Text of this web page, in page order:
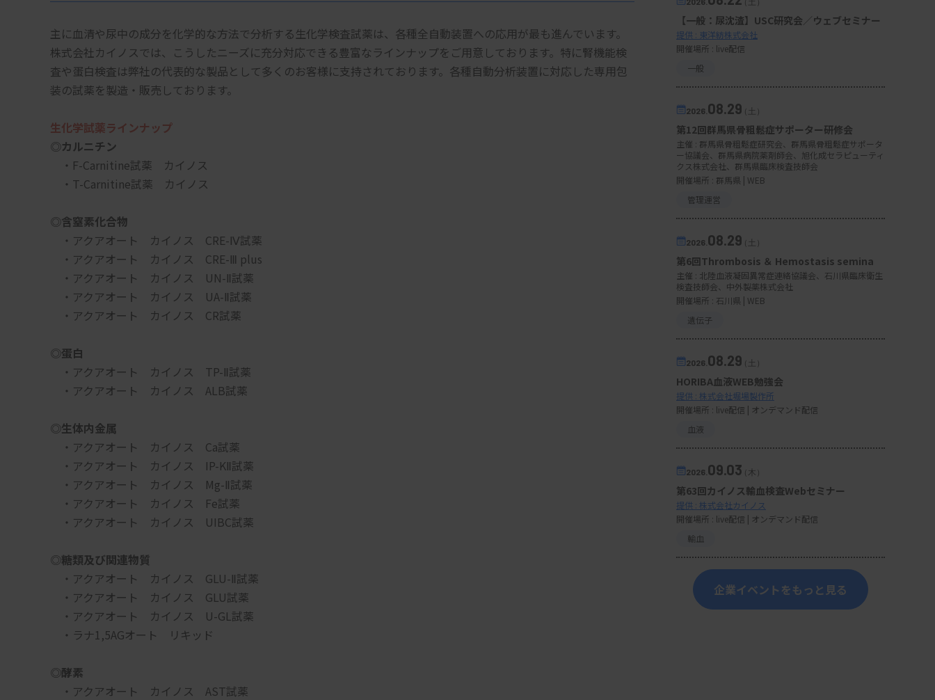
主に血清や尿中の成分を化学的な方法で分析する生化学検査試薬は、各種全自動装置への応用が最も進んでいます。
株式会社カイノスでは、こうしたニーズに充分対応できる豊富なラインナップをご用意しております。特に腎機能検
査や蛋白検査は弊社の代表的な製品として多くのお客様に支持されております。各種自動分析装置に対応した専用包
装の試薬を製造・販売しております。
生化学試薬ラインナップ
◎カルニチン
・F-Carnitine試薬　カイノス
・T-Carnitine試薬　カイノス
◎含窒素化合物
・アクアオート　カイノス　CRE-Ⅳ試薬
・アクアオート　カイノス　CRE-Ⅲ plus
・アクアオート　カイノス　UN-Ⅱ試薬
・アクアオート　カイノス　UA-Ⅱ試薬
・アクアオート　カイノス　CR試薬
◎蛋白
・アクアオート　カイノス　TP-Ⅱ試薬
・アクアオート　カイノス　ALB試薬
◎生体内金属
・アクアオート　カイノス　Ca試薬
・アクアオート　カイノス　IP-KⅡ試薬
・アクアオート　カイノス　Mg-Ⅱ試薬
・アクアオート　カイノス　Fe試薬
・アクアオート　カイノス　UIBC試薬
◎糖類及び関連物質
・アクアオート　カイノス　GLU-Ⅱ試薬
・アクアオート　カイノス　GLU試薬
・アクアオート　カイノス　U-GL試薬
・ラナ1,5AGオート　リキッド
◎酵素
・アクアオート　カイノス　AST試薬
【一般：尿沈渣】USC研究会／ウェブセミナー
提供 : 東洋紡株式会社
開催場所 : live配信
一般
2026. 08.29 （土）
第12回群馬県骨粗鬆症サポーター研修会
主催 : 群馬県骨粗鬆症研究会、群馬県骨粗鬆症サポータ
ー協議会、群馬県病院薬剤師会、旭化成セラピューティ
クス株式会社、群馬県臨床検査技師会
開催場所 : 群馬県 | WEB
管理運営
2026. 08.29 （土）
第6回Thrombosis ＆ Hemostasis semina
主催 : 北陸血液凝固異常症連絡協議会、石川県臨床衛生
検査技師会、中外製薬株式会社
開催場所 : 石川県 | WEB
遺伝子
2026. 08.29 （土）
HORIBA血液WEB勉強会
提供 : 株式会社堀場製作所
開催場所 : live配信 | オンデマンド配信
血液
2026. 09.03（木）
第63回カイノス輸血検査Webセミナー
提供 : 株式会社カイノス
開催場所 : live配信 | オンデマンド配信
輸血
企業イベントをもっと見る